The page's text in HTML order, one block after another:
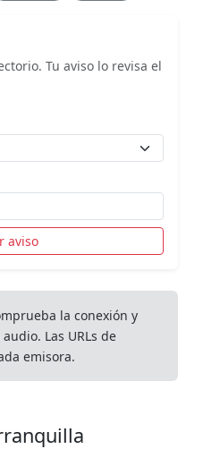
Tu aviso lo revisa el
aviso
la conexión y
Las URLs de
emisora.